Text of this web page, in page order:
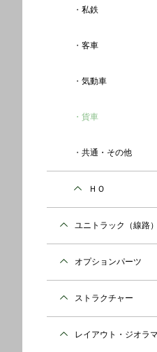
私鉄
客車
気動車
貨車
共通・その他
ＨＯ
ユニトラック（線路）
オプションパーツ
ストラクチャー
レイアウト・ジオラマ